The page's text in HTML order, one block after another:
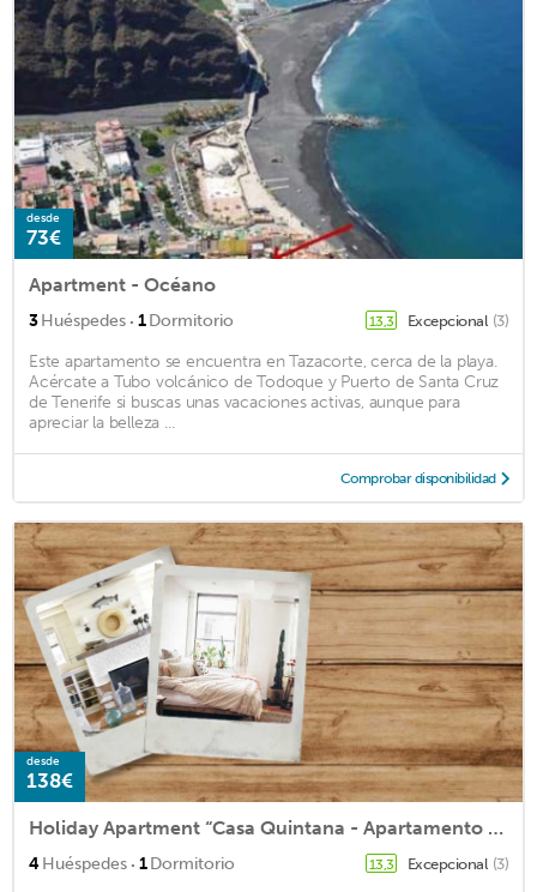
desde
73€
Apartment - Océano
3Huéspedes · 1Dormitorio 13,3 Excepcional (3)
Este apartamento se encuentra en Tazacorte, cerca de la playa.
Acércate a Tubo volcánico de Todoque y Puerto de Santa Cruz
de Tenerife si buscas unas vacaciones activas, aunque para
apreciar la belleza ...
Comprobar disponibilidad
desde
138€
Holiday Apartment “Casa Quintana - Apartamento Carla” with Sea View
4Huéspedes · 1Dormitorio 13,3 Excepcional (3)